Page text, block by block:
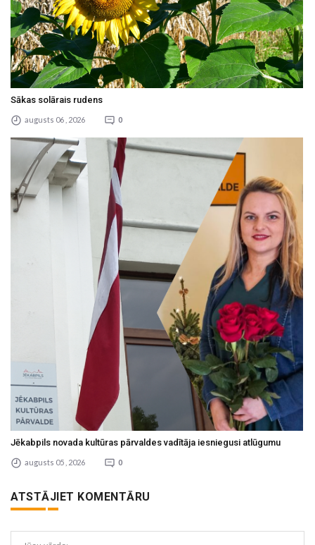
Sākas solārais rudens
augusts 06 , 2026 0
Jēkabpils novada kultūras pārvaldes vadītāja iesniegusi atlūgumu
augusts 05 , 2026 0
ATSTĀJIET KOMENTĀRU